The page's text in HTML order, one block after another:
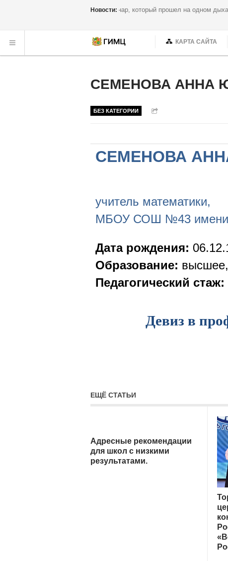
Новости: Семинар, который прошел на одном
КАРТА САЙТА
СЕМЕНОВА АННА
БЕЗ КАТЕГОРИИ
СЕМЕНОВА
учитель математики,
МБОУ СОШ №43 имени
Дата рождения:
Образование: высшее,
Педагогический стаж:
Девиз в
ЕЩЁ СТАТЬИ
Адресные рекомендации
для школ с низкими
результатами.